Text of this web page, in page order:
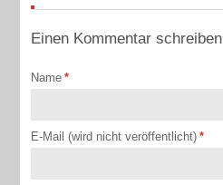
Einen Kommentar schreiben
Name *
E-Mail (wird nicht veröffentlicht) *